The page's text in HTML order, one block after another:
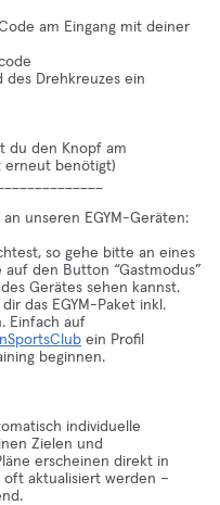
am Eingang mit deiner
des Drehkreuzes ein
du den Knopf am
erneut benötigt)
unseren EGYM-Geräten:
so gehe bitte an eines
den Button “Gastmodus”
Gerätes sehen kannst.
das EGYM-Paket inkl.
Einfach auf
ein Profil
beginnen.
individuelle
Zielen und
erscheinen direkt in
aktualisiert werden –